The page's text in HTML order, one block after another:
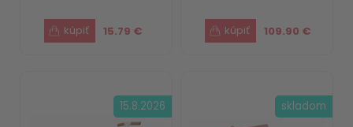
15.79 € 109.90 €
15.8.2026 skladom